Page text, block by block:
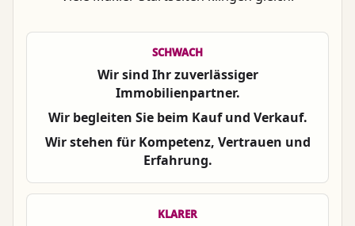
SCHWACH
Wir sind Ihr zuverlässiger
Immobilienpartner.
Wir begleiten Sie beim Kauf und Verkauf.
Wir stehen für Kompetenz, Vertrauen und
Erfahrung.
KLARER